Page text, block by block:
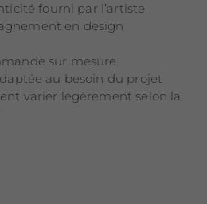
fourni par l’artiste
en design
sur mesure
au besoin du projet
varier légèrement selon la